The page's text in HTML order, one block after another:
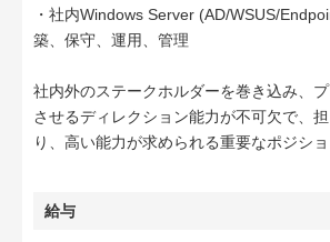
・社内Windows Server (AD/WSUS/
築、保守、運用、管理
社内外のステークホルダーを巻き込み、
させるディレクション能力が不可欠で、
り、高い能力が求められる重要なポジショ
給与